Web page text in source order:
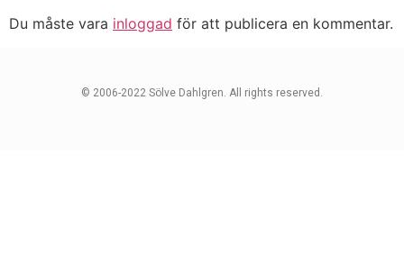
Du måste vara inloggad för att publicera en kommentar.
© 2006-2022 Sölve Dahlgren. All rights reserved.